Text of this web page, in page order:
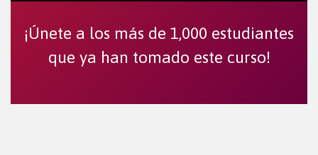
¡Únete a los más de 1,000 estudiantes
que ya han tomado este curso!